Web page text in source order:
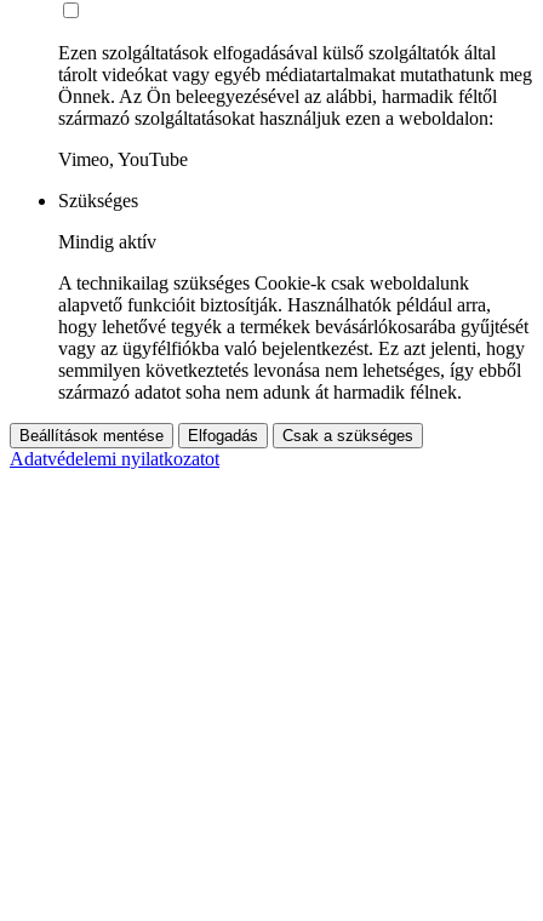
Ezen szolgáltatások elfogadásával külső szolgáltatók által
tárolt videókat vagy egyéb médiatartalmakat mutathatunk meg
Önnek. Az Ön beleegyezésével az alábbi, harmadik féltől
származó szolgáltatásokat használjuk ezen a weboldalon:
Vimeo, YouTube
Szükséges
Mindig aktív
A technikailag szükséges Cookie-k csak weboldalunk
alapvető funkcióit biztosítják. Használhatók például arra,
hogy lehetővé tegyék a termékek bevásárlókosarába gyűjtését
vagy az ügyfélfiókba való bejelentkezést. Ez azt jelenti, hogy
semmilyen következtetés levonása nem lehetséges, így ebből
származó adatot soha nem adunk át harmadik félnek.
Beállítások mentése Elfogadás Csak a szükséges
Adatvédelemi nyilatkozatot